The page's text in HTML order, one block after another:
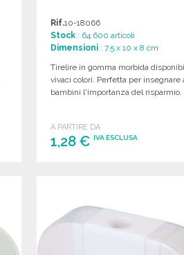
Rif.10-18066
Stock : 64 600 articoli
Dimensioni : 7.5 x 10 x 8 cm
Tirelire in gomma morbida
vivaci colori. Perfetta per insegnare
bambini l'importanza del risparmio.
A PARTIRE DA
1,28 €IVA ESCLUSA